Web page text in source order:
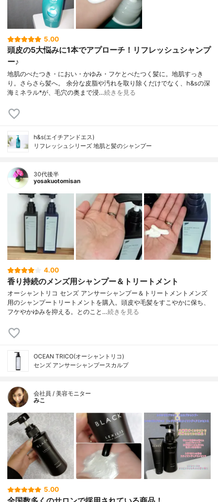
5.00
頭皮の5大悩みに1本でアプローチ！リフレッシュシャンプ
ー♪
地肌のべたつき・におい・かゆみ・フケとべたつく髪に。地肌すっき
り。さらさら髪へ。 余分な皮脂や汚れを取り除くだけでなく、h&sの深
海ミネラル*が、毛穴の奥まで浸…続きを見る
h&s(エイチアンドエス)
リフレッシュシリーズ 地肌と髪のシャンプー
30代後半
yosakuotomisan
4.00
香り持続のメンズ用シャンプー＆トリートメント
オーシャントリコ センズ アンサーシャンプー＆トリートメントメンズ
用のシャンプートリートメントを購入。頭皮や毛髪をすこやかに保ち、
フケやかゆみを抑える。とのこと…続きを見る
OCEAN TRICO(オーシャントリコ)
センズ アンサーシャンプースカルプ
会社員 / 美容モニター
みこ
5.00